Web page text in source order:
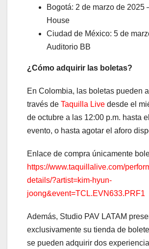
Bogotá: 2 de marzo de 2025
House
Ciudad de México: 5 de
Auditorio BB
¿Cómo adquirir las boletas?
En Colombia, las boletas pueden
través de Taquilla Live desde el
de octubre a las 12:00 p.m. hasta
evento, o hasta agotar el aforo
Enlace de compra únicamente
https://www.taquillalive.com/
details/?artist=kim-hyun-
joong&event=TCL.EVN633.PRF1
Además, Studio PAV LATAM
exclusivamente su tienda de
se pueden adquirir dos